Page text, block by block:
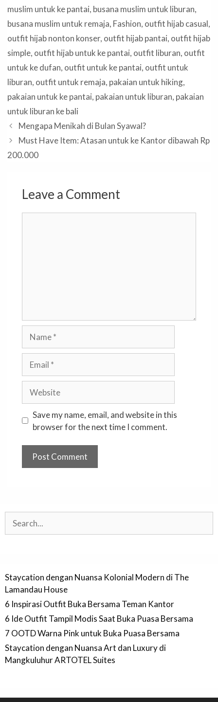
muslim untuk ke pantai, busana muslim untuk liburan,
busana muslim untuk remaja, Fashion, outfit hijab casual,
outfit hijab nonton konser, outfit hijab pantai, outfit hijab
simple, outfit hijab untuk ke pantai, outfit liburan, outfit
untuk ke dufan, outfit untuk ke pantai, outfit untuk
liburan, outfit untuk remaja, pakaian untuk hiking,
pakaian untuk ke pantai, pakaian untuk liburan, pakaian
untuk liburan ke bali
Mengapa Menikah di Bulan Syawal?
Must Have Item: Atasan untuk ke Kantor dibawah Rp
200.000
Leave a Comment
Save my name, email, and website in this
browser for the next time I comment.
Staycation dengan Nuansa Kolonial Modern di The
Lamandau House
6 Inspirasi Outfit Buka Bersama Teman Kantor
6 Ide Outfit Tampil Modis Saat Buka Puasa Bersama
7 OOTD Warna Pink untuk Buka Puasa Bersama
Staycation dengan Nuansa Art dan Luxury di
Mangkuluhur ARTOTEL Suites